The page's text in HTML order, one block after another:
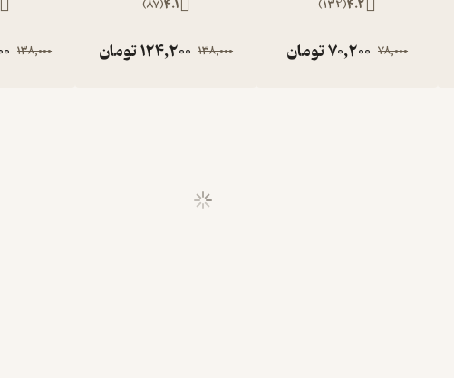
4.2
(
132
)
78,000
70,200تومان
4.1
(
87
)
138,000
124,200تومان 138,000